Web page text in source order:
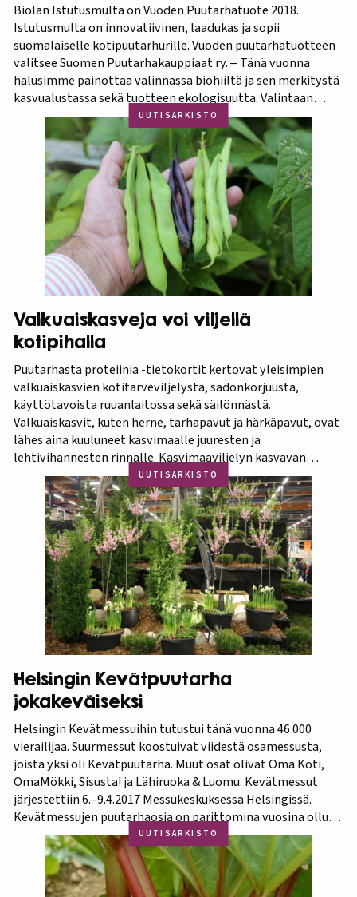
Biolan Istutusmulta on Vuoden Puutarhatuote 2018.
Istutusmulta on innovatiivinen, laadukas ja sopii
suomalaiselle kotipuutarhurille. Vuoden puutarhatuotteen
valitsee Suomen Puutarhakauppiaat ry. ‒ Tänä vuonna
halusimme painottaa valinnassa biohiiltä ja sen merkitystä
kasvualustassa sekä tuotteen ekologisuutta. Valintaan
vaikuttivat myös luonnonmukaisuus ja kotimaisuus.
Finaaliin päätyneet tuotteet olivat kaikki biohiilipohjaisia.
Kilpailu oli tasainen, mutta Biolan Istutusmulta antaa
ehdottomasti helpoimmin…
UUTISARKISTO
Valkuaiskasveja voi viljellä
kotipihalla
Puutarhasta proteiinia -tietokortit kertovat yleisimpien
valkuaiskasvien kotitarveviljelystä, sadonkorjuusta,
käyttötavoista ruuanlaitossa sekä säilönnästä.
Valkuaiskasvit, kuten herne, tarhapavut ja härkäpavut, ovat
lähes aina kuuluneet kasvimaalle juuresten ja
lehtivihannesten rinnalle. Kasvimaaviljelyn kasvavan
suosion myötä ravitsevien valkuaiskasvien osuutta
viljelykasveina kannattaa korostaa. Puutarhasta proteiinia -
tietokorttisarja on tarkoitettu kotipuutarhureille, jotka
ovat kiinnostuneita lisäämään kasvisproteiinien määrää
lautasellaan. Kotipuutarhassa voi viljellä monia
valkuaiskasveja,…
UUTISARKISTO
Helsingin Kevätpuutarha
jokakeväiseksi
Helsingin Kevätmessuihin tutustui tänä vuonna 46 000
vierailijaa. Suurmessut koostuivat viidestä osamessusta,
joista yksi oli Kevätpuutarha. Muut osat olivat Oma Koti,
OmaMökki, Sisusta! ja Lähiruoka & Luomu. Kevätmessut
järjestettiin 6.–9.4.2017 Messukeskuksessa Helsingissä.
Kevätmessujen puutarhaosia on parittomina vuosina ollut
Kevätpuutarha ja parillisina Oma Piha -messut. Jatkossa
joka kevät puutarhanäyttelyn nimi tulee olemaan
Kevätpuutarha. Kevätpuutarhan kumppanina on
Puutarhaliitto.…
UUTISARKISTO